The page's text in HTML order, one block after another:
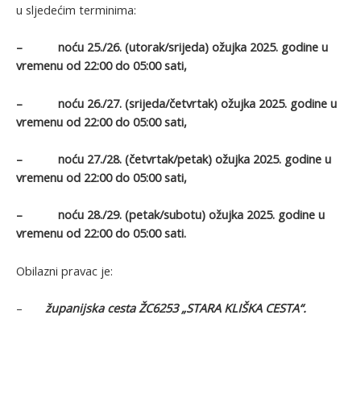
u sljedećim terminima:
– noću 25./26. (utorak/srijeda) ožujka 2025. godine u
vremenu od 22:00 do 05:00 sati,
– noću 26./27. (srijeda/četvrtak) ožujka 2025. godine u
vremenu od 22:00 do 05:00 sati,
– noću 27./28. (četvrtak/petak) ožujka 2025. godine u
vremenu od 22:00 do 05:00 sati,
– noću 28./29. (petak/subotu) ožujka 2025. godine u
vremenu od 22:00 do 05:00 sati.
Obilazni pravac je:
– županijska cesta ŽC6253 „STARA KLIŠKA CESTA“.